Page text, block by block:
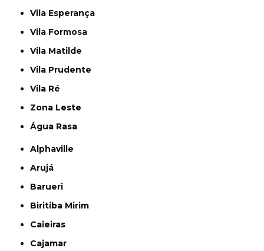
Vila Esperança
Vila Formosa
Vila Matilde
Vila Prudente
Vila Ré
Zona Leste
Água Rasa
Alphaville
Arujá
Barueri
Biritiba Mirim
Caieiras
Cajamar